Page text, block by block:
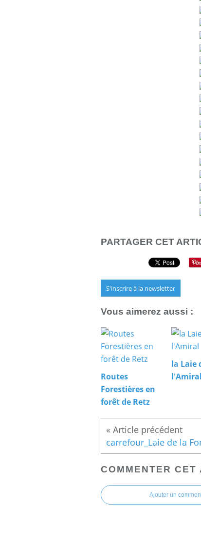
PARTAGER CET
S'inscrire à la newsletter
Vous aimerez aussi :
Routes
Forestières en
forêt de Retz
la Laie
l'Amiral
COMMENTER CET
Ajouter un